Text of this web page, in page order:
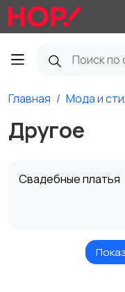
Главная Мода и
Другое
Свадебные платья